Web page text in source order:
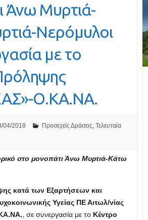
Άνω Μυρτιά-
Νερόμυλοι
με το
Ο.ΚΑ.ΝΑ.
04/2018 Προσεχείς Δράσεις, Τελευταία
στο μονοπάτι Άνω Μυρτιά-Κάτω
κατά των Εξαρτήσεων και
Υγείας ΠΕ Αιτωλ/νίας
, σε συνεργασία με το Κέντρο